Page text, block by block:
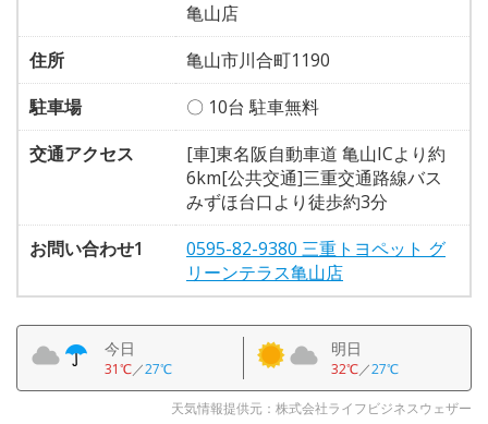
亀山店
住所
亀山市川合町1190
駐車場
〇 10台 駐車無料
交通アクセス
[車]東名阪自動車道 亀山ICより約
6km[公共交通]三重交通路線バス
みずほ台口より徒歩約3分
お問い合わせ1
0595-82-9380 三重トヨペット グ
リーンテラス亀山店
今日
31℃／27℃
明日
32℃／27℃
天気情報提供元：株式会社ライフビジネスウェザー